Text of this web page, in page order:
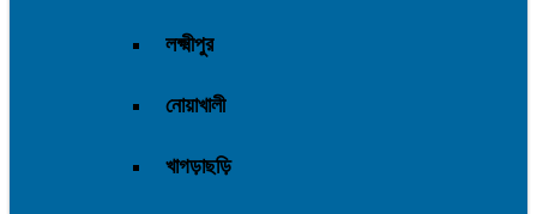
লক্ষ্মীপুর
নোয়াখালী
খাগড়াছড়ি